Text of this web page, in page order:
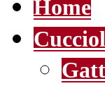
Home